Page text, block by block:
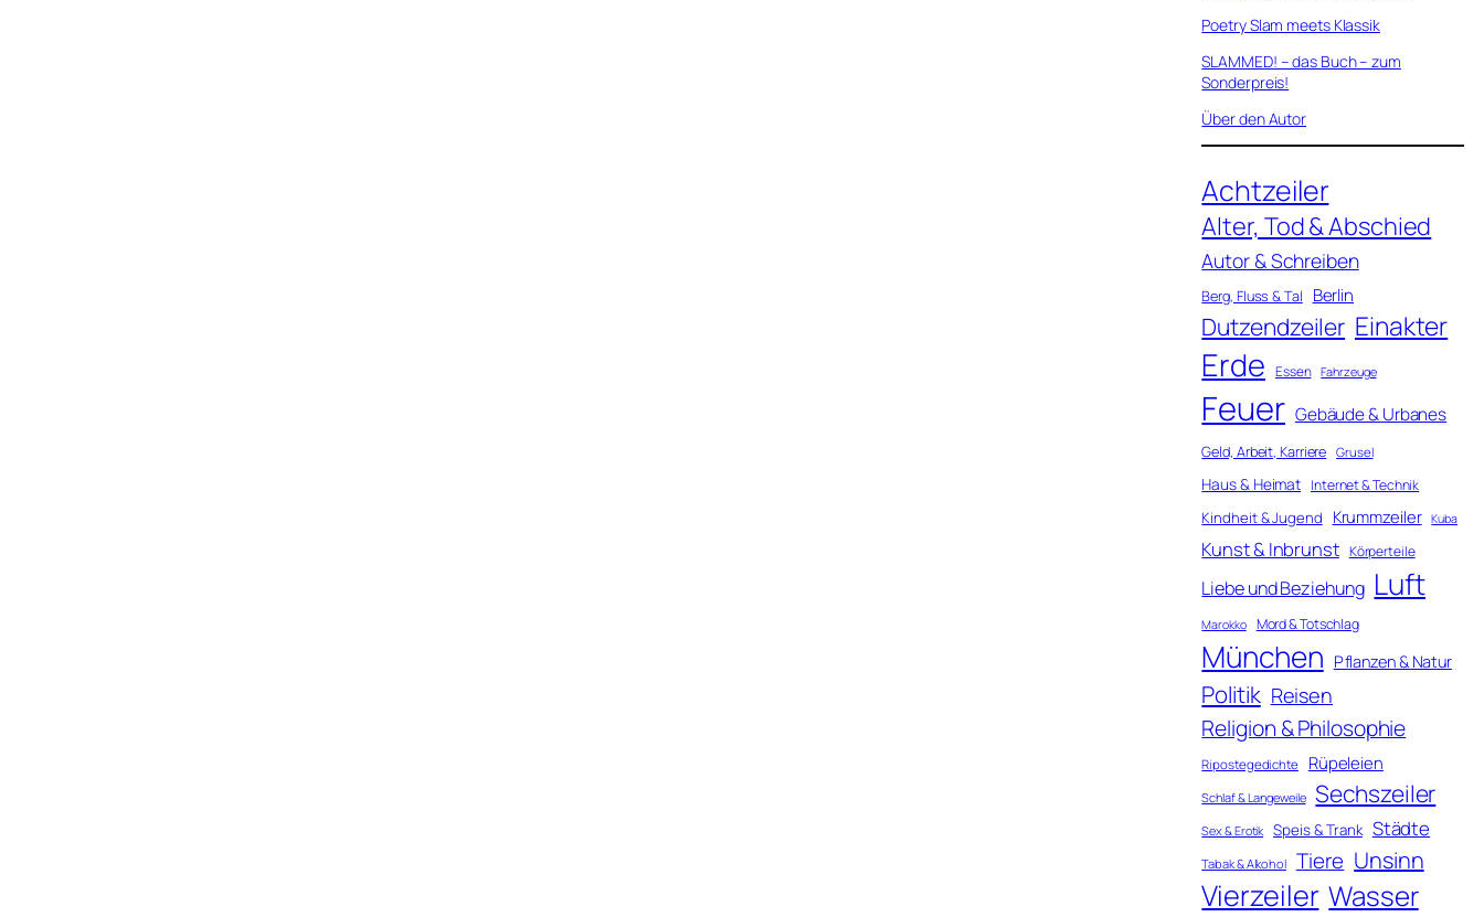
Poetry Slam meets Klassik
SLAMMED! – das Buch – zum
Sonderpreis!
Über den Autor
Achtzeiler
Alter, Tod & Abschied
Autor & Schreiben
Berg, Fluss & Tal Berlin
Dutzendzeiler Einakter
Erde Essen Fahrzeuge
Feuer Gebäude & Urbanes
Geld, Arbeit, Karriere Grusel
Haus & Heimat Internet & Technik
Kindheit & Jugend Krummzeiler Kuba
Kunst & Inbrunst Körperteile
Liebe und Beziehung Luft
Marokko Mord & Totschlag
München Pflanzen & Natur
Politik Reisen
Religion & Philosophie
Ripostegedichte Rüpeleien
Schlaf & Langeweile Sechszeiler
Sex & Erotik Speis & Trank Städte
Tabak & Alkohol Tiere Unsinn
Vierzeiler Wasser